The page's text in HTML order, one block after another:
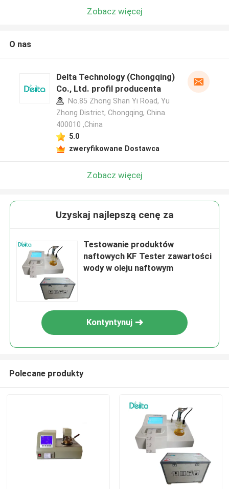
Zobacz więcej
O nas
Delta Technology (Chongqing)
Co., Ltd. profil producenta
No.85 Zhong Shan Yi Road, Yu
Zhong District, Chongqing, China.
400010 ,China
5.0
zweryfikowane Dostawca
Zobacz więcej
Uzyskaj najlepszą cenę za
Testowanie produktów
naftowych KF Tester zawartości
wody w oleju naftowym
Kontyntynuj
Polecane produkty